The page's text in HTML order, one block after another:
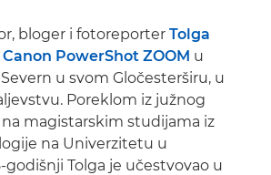
bloger i fotoreporter Tolga
Canon PowerShot ZOOM u
u svom Gločesterširu, u
Poreklom iz južnog
na magistarskim studijama iz
na Univerzitetu u
godišnji Tolga je učestvovao u